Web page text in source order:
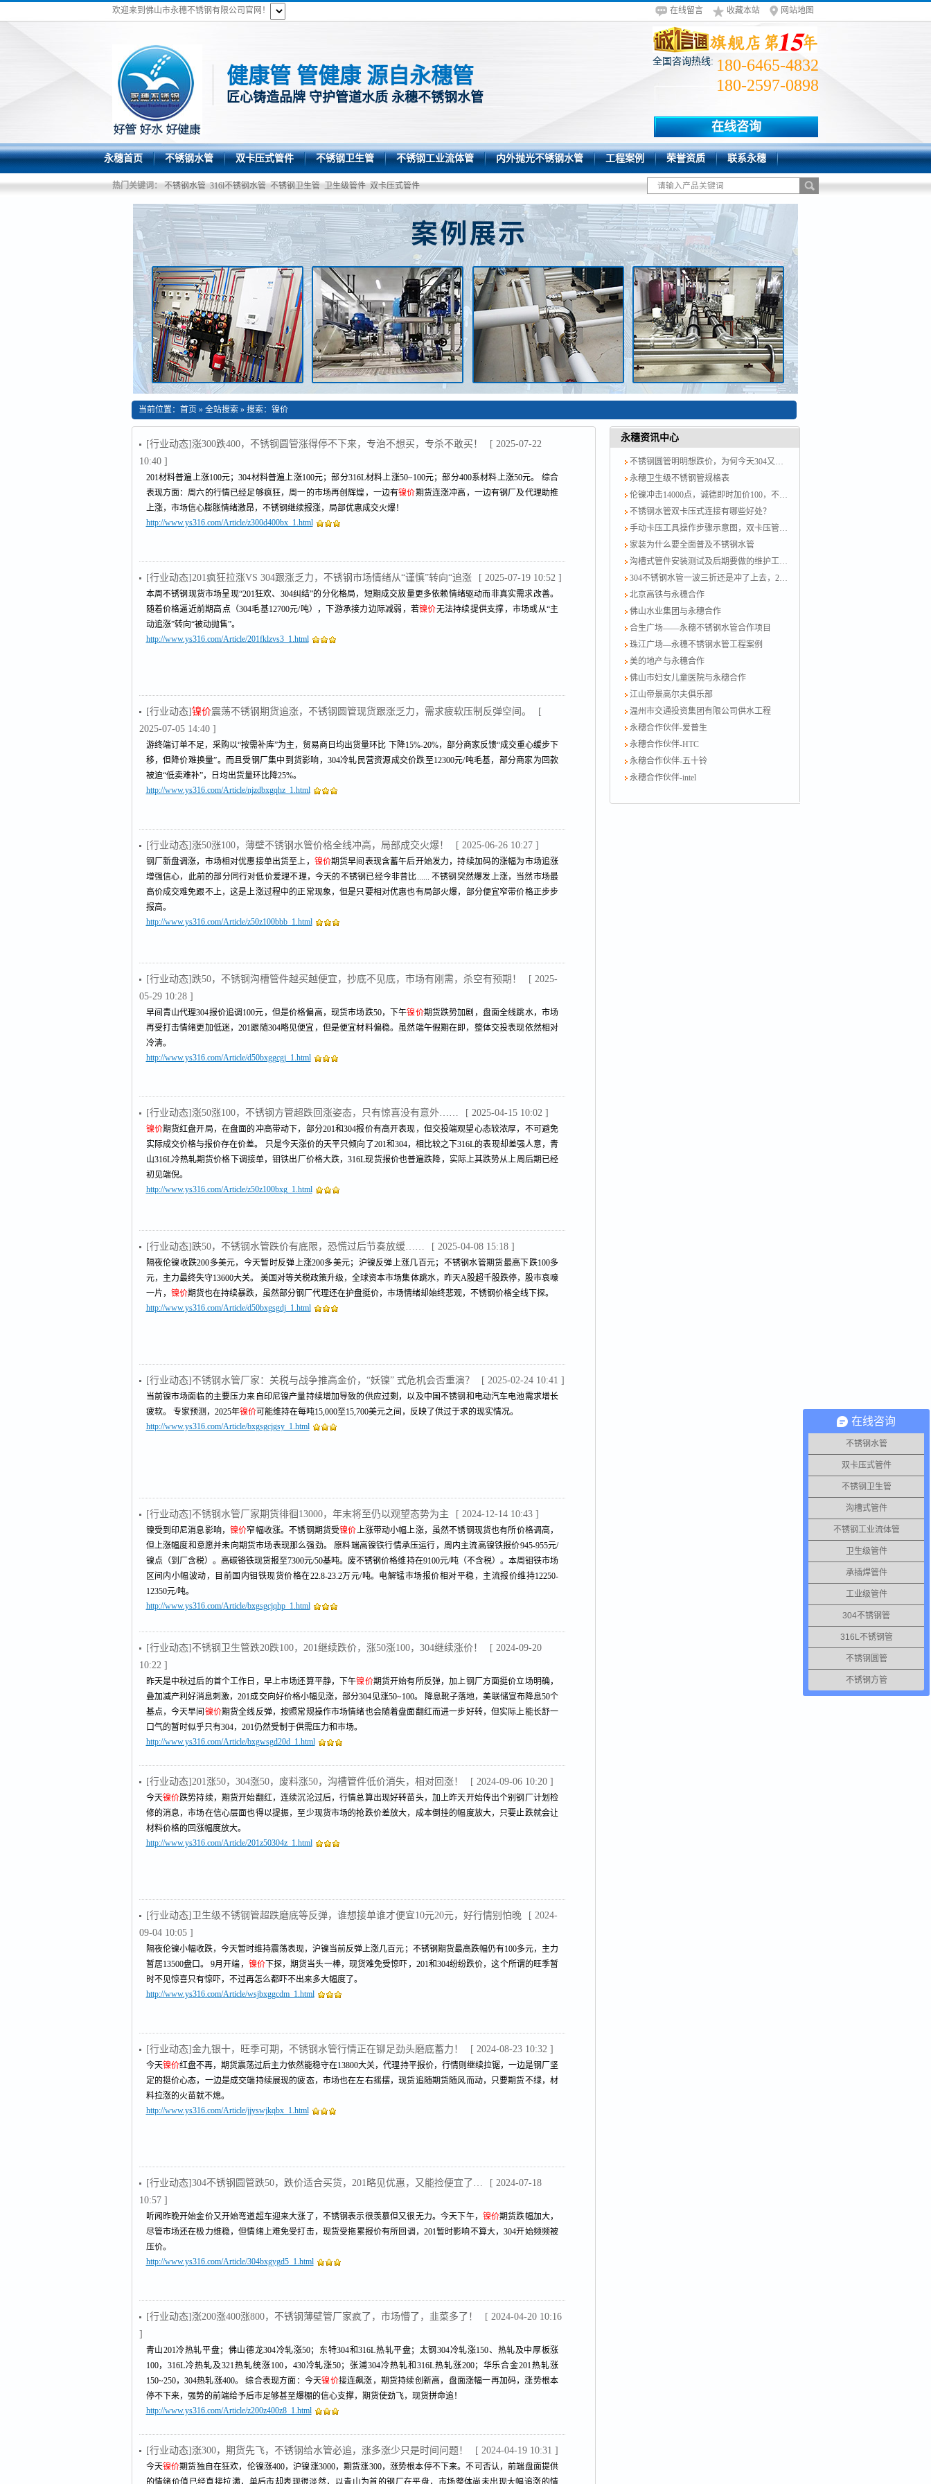
在线留言 收藏本站 网站地图
欢迎来到佛山市永穗不锈钢有限公司官网！
健康管 管健康 源自永穗管
匠心铸造品牌 守护管道水质 永穗不锈钢水管
全国咨询热线: 180-6465-4832
180-2597-0898
在线咨询
永穗首页 不锈钢水管 双卡压式管件 不锈钢卫生管 不锈钢工业流体管 内外抛光不锈钢水管 工程案例 荣誉资质 联系永穗
热门关键词： 不锈钢水管 316l不锈钢水管 不锈钢卫生管 卫生级管件 双卡压式管件
当前位置： 首页 » 全站搜索» 搜索：镍价
[行业动态]涨300跌400，不锈钢圆管涨得停不下来，专治不想买，专杀不敢买！
[ 2025-07-22
10:40 ]
201材料普遍上涨100元；304材料普遍上涨100元；部分316L材料上涨50~100元；部分400系材料上涨50元。 综合
表现方面：周六的行情已经足够疯狂，周一的市场再创辉煌，一边有镍价期货连涨冲高，一边有钢厂及代理助推
上涨，市场信心膨胀情绪激昂，不锈钢继续报涨，局部优惠成交火爆！
http://www.ys316.com/Article/z300d400bx_1.html
[行业动态]201疯狂拉涨VS 304跟涨乏力，不锈钢市场情绪从“谨慎”转向“追涨 [ 2025-07-19 10:52 ]
本周不锈钢现货市场呈现“201狂欢、304纠结”的分化格局，短期成交放量更多依赖情绪驱动而非真实需求改善。
随着价格逼近前期高点（304毛基12700元/吨），下游承接力边际减弱，若镍价无法持续提供支撑，市场或从“主
动追涨”转向“被动抛售”。
http://www.ys316.com/Article/201fklzvs3_1.html
[行业动态]镍价震荡不锈钢期货追涨，不锈钢圆管现货跟涨乏力，需求疲软压制反弹空间。
[
2025-07-05 14:40 ]
游终端订单不足，采购以“按需补库”为主，贸易商日均出货量环比 下降15%-20%，部分商家反馈“成交重心缓步下
移，但降价难换量”。而且受钢厂集中到货影响，304冷轧民营资源成交价跌至12300元/吨毛基，部分商家为回款
被迫“低卖难补”，日均出货量环比降25%。
http://www.ys316.com/Article/njzdbxgqhz_1.html
[行业动态]涨50涨100，薄壁不锈钢水管价格全线冲高，局部成交火爆！ [ 2025-06-26 10:27 ]
钢厂新盘调涨，市场相对优惠接单出货至上， 镍价期货早间表现含蓄午后开始发力，持续加码的涨幅为市场追涨
增强信心，此前的部分同行对低价爱理不理，今天的不锈钢已经今非昔比...... 不锈钢突然爆发上涨，当然市场最
高价成交难免跟不上，这是上涨过程中的正常现象，但是只要相对优惠也有局部火爆，部分便宜窄带价格正步步
报高。
http://www.ys316.com/Article/z50z100bbb_1.html
[行业动态]跌50，不锈钢沟槽管件越买越便宜，抄底不见底，市场有刚需，杀空有预期！
[ 2025-
05-29 10:28 ]
早间青山代理304报价追调100元，但是价格偏高，现货市场跌50，下午镍价期货跌势加剧，盘面全线跳水，市场
再受打击情绪更加低迷，201跟随304略见便宜，但是便宜材料偏稳。虽然端午假期在即，整体交投表现依然相对
冷清。
http://www.ys316.com/Article/d50bxggcgj_1.html
[行业动态]涨50涨100，不锈钢方管超跌回涨姿态，只有惊喜没有意外…… [ 2025-04-15 10:02 ]
镍价期货红盘开局，在盘面的冲高带动下，部分201和304报价有高开表现，但交投端观望心态较浓厚，不可避免
实际成交价格与报价存在价差。 只是今天涨价的天平只倾向了201和304，相比较之下316L的表现却差强人意，青
山316L冷热轧期货价格下调接单，钼铁出厂价格大跌，316L现货报价也普遍跌降，实际上其跌势从上周后期已经
初见端倪。
http://www.ys316.com/Article/z50z100bxg_1.html
[行业动态]跌50，不锈钢水管跌价有底限，恐慌过后节奏放缓…… [ 2025-04-08 15:18 ]
隔夜伦镍收跌200多美元，今天暂时反弹上涨200多美元；沪镍反弹上涨几百元；不锈钢水管期货最高下跌100多
元，主力最终失守13600大关。 美国对等关税政策升级，全球资本市场集体跳水，昨天A股超千股跌停，股市哀嚎
一片， 镍价期货也在持续暴跌，虽然部分钢厂代理还在护盘挺价，市场情绪却始终悲观，不锈钢价格全线下探。
http://www.ys316.com/Article/d50bxgsgdj_1.html
[行业动态]不锈钢水管厂家：关税与战争推高金价，“妖镍” 式危机会否重演？ [ 2025-02-24 10:41 ]
当前镍市场面临的主要压力来自印尼镍产量持续增加导致的供应过剩，以及中国不锈钢和电动汽车电池需求增长
疲软。 专家预测，2025年镍价可能维持在每吨15,000至15,700美元之间，反映了供过于求的现实情况。
http://www.ys316.com/Article/bxgsgcjgsy_1.html
[行业动态]不锈钢水管厂家期货徘徊13000，年末将至仍以观望态势为主 [ 2024-12-14 10:43 ]
镍受到印尼消息影响，镍价窄幅收涨。不锈钢期货受镍价上涨带动小幅上涨，虽然不锈钢现货也有所价格调高，
但上涨幅度和意愿并未向期货市场表现那么强劲。 原料端高镍铁行情承压运行，周内主流高镍铁报价945-955元/
镍点（到厂含税）。高碳铬铁现货报至7300元/50基吨。废不锈钢价格维持在9100元/吨（不含税）。本周钼铁市场
区间内小幅波动，目前国内钼铁现货价格在22.8-23.2万元/吨。电解锰市场报价相对平稳，主流报价维持12250-
12350元/吨。
http://www.ys316.com/Article/bxgsgcjqhp_1.html
[行业动态]不锈钢卫生管跌20跌100，201继续跌价，涨50涨100，304继续涨价！
[ 2024-09-20
10:22 ]
昨天是中秋过后的首个工作日，早上市场还算平静，下午镍价期货开始有所反弹，加上钢厂方面挺价立场明确，
叠加减产利好消息刺激，201成交向好价格小幅见涨，部分304见涨50~100。 降息靴子落地，美联储宣布降息50个
基点，今天早间 镍价期货全线反弹，按照常规操作市场情绪也会随着盘面翻红而进一步好转，但实际上能长舒一
口气的暂时似乎只有304，201仍然受制于供需压力和市场。
http://www.ys316.com/Article/bxgwsgd20d_1.html
[行业动态]201涨50，304涨50，废料涨50，沟槽管件低价消失，相对回涨！ [ 2024-09-06 10:20 ]
今天镍价跌势持续，期货开始翻红，连续沉沦过后，行情总算出现好转苗头，加上昨天开始传出个别钢厂计划检
修的消息，市场在信心层面也得以提振，至少现货市场的抢跌价差放大，成本倒挂的幅度放大，只要止跌就会让
材料价格的回涨幅度放大。
http://www.ys316.com/Article/201z50304z_1.html
[行业动态]卫生级不锈钢管超跌磨底等反弹，谁想接单谁才便宜10元20元，好行情别怕晚
[ 2024-
09-04 10:05 ]
隔夜伦镍小幅收跌，今天暂时维持震荡表现，沪镍当前反弹上涨几百元；不锈钢期货最高跌幅仍有100多元，主力
暂居13500盘口。 9月开端， 镍价下探，期货当头一棒，现货难免受惊吓，201和304纷纷跌价，这个所谓的旺季暂
时不见惊喜只有惊吓，不过再怎么都吓不出来多大幅度了。
http://www.ys316.com/Article/wsjbxggcdm_1.html
[行业动态]金九银十，旺季可期，不锈钢水管行情正在铆足劲头磨底蓄力！ [ 2024-08-23 10:32 ]
今天镍价红盘不再，期货震荡过后主力依然能稳守在13800大关，代理持平报价，行情则继续拉锯，一边是钢厂坚
定的挺价心态，一边是成交端持续展现的疲态，市场也在左右摇摆，现货追随期货随风而动，只要期货不绿，材
料拉涨的火苗就不熄。
http://www.ys316.com/Article/jjyswjkqbx_1.html
[行业动态]304不锈钢圆管跌50，跌价适合买货，201略见优惠，又能捡便宜了…
[ 2024-07-18
10:57 ]
听闻昨晚开始金价又开始弯道超车迎来大涨了，不锈钢表示很羡慕但又很无力。今天下午， 镍价期货跌幅加大，
尽管市场还在极力维稳，但情绪上难免受打击，现货受拖累报价有所回调，201暂时影响不算大，304开始频频被
压价。
http://www.ys316.com/Article/304bxgygd5_1.html
[行业动态]涨200涨400涨800，不锈钢薄壁管厂家疯了，市场懵了，韭菜多了！
[ 2024-04-20 10:16
]
青山201冷热轧平盘；佛山德龙304冷轧涨50；东特304和316L热轧平盘；太钢304冷轧涨150、热轧及中厚板涨
100，316L冷热轧及321热轧统涨100，430冷轧涨50；张浦304冷热轧和316L热轧涨200；华乐合金201热轧涨
150~250，304热轧涨400。 综合表现方面：今天镍价接连飙涨，期货持续创新高，盘面涨幅一再加码，涨势根本
停不下来，强势的前端给予后市足够甚至爆棚的信心支撑，期货使劲飞，现货拼命追！
http://www.ys316.com/Article/z200z400z8_1.html
[行业动态]涨300，期货先飞，不锈钢给水管必追，涨多涨少只是时间问题！ [ 2024-04-19 10:31 ]
今天镍价期货独自在狂欢，伦镍涨400，沪镍涨3000，期货涨300，涨势根本停不下来。不可否认，前端盘面提供
的情绪价值已经直接拉满，单后市却表现很淡然，以青山为首的钢厂在平盘，市场整体尚未出现大幅追涨的情
永穗资讯中心
不锈钢圆管明明想跌价，为何今天304又涨了？涨就对了，计划跟不上变化
永穗卫生级不锈钢管规格表
伦镍冲击14000点，诚德即时加价100，不锈钢水管厂家跟紧了别掉队！
不锈钢水管双卡压式连接有哪些好处？
手动卡压工具操作步骤示意图，双卡压管件链接方法图示
家装为什么要全面普及不锈钢水管
沟槽式管件安装测试及后期要做的维护工作？
304不锈钢水管一波三折还是冲了上去，201跟着节奏走，今日板卷市场涨50-100
北京高铁与永穗合作
佛山水业集团与永穗合作
合生广场——永穗不锈钢水管合作项目
珠江广场—永穗不锈钢水管工程案例
美的地产与永穗合作
佛山市妇女儿童医院与永穗合作
江山帝景高尔夫俱乐部
温州市交通投资集团有限公司供水工程
永穗合作伙伴-爱普生
永穗合作伙伴-HTC
永穗合作伙伴-五十铃
永穗合作伙伴-intel
在线咨询
不锈钢水管
双卡压式管件
不锈钢卫生管
沟槽式管件
不锈钢工业流体管
卫生级管件
承插焊管件
工业级管件
304不锈钢管
316L不锈钢管
不锈钢圆管
不锈钢方管